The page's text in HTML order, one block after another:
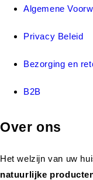
Algemene
Privacy Beleid
Bezorging en
B2B
Over ons
Het welzijn van uw
natuurlijke